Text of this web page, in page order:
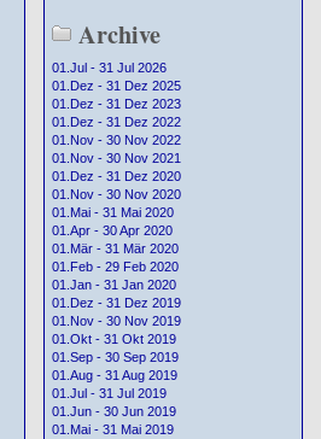
Archive
01.Jul - 31 Jul 2026
01.Dez - 31 Dez 2025
01.Dez - 31 Dez 2023
01.Dez - 31 Dez 2022
01.Nov - 30 Nov 2022
01.Nov - 30 Nov 2021
01.Dez - 31 Dez 2020
01.Nov - 30 Nov 2020
01.Mai - 31 Mai 2020
01.Apr - 30 Apr 2020
01.Mär - 31 Mär 2020
01.Feb - 29 Feb 2020
01.Jan - 31 Jan 2020
01.Dez - 31 Dez 2019
01.Nov - 30 Nov 2019
01.Okt - 31 Okt 2019
01.Sep - 30 Sep 2019
01.Aug - 31 Aug 2019
01.Jul - 31 Jul 2019
01.Jun - 30 Jun 2019
01.Mai - 31 Mai 2019